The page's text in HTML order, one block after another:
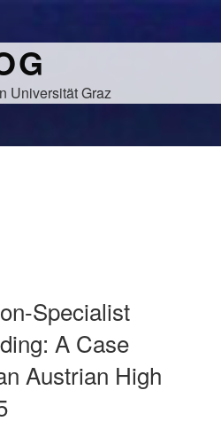
Universität Graz
Specialist
A Case
Austrian High